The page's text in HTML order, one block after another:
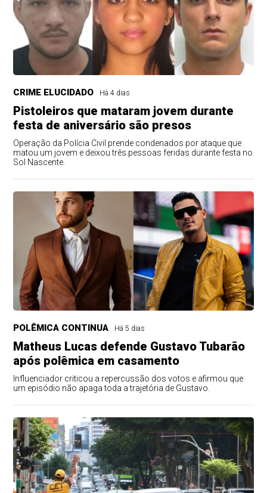
CRIME ELUCIDADO Há 4 dias
Pistoleiros que mataram jovem durante
festa de aniversário são presos
Operação da Polícia Civil prende condenados por ataque que
matou um jovem e deixou três pessoas feridas durante festa no
Sol Nascente.
POLÊMICA CONTINUA Há 5 dias
Matheus Lucas defende Gustavo Tubarão
após polêmica em casamento
Influenciador criticou a repercussão dos votos e afirmou que
um episódio não apaga toda a trajetória de Gustavo.